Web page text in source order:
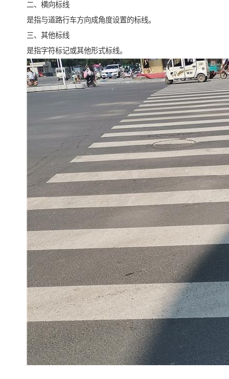
二、横向标线
是指与道路行车方向成角度设置的标线。
三、其他标线
是指字符标记或其他形式标线。